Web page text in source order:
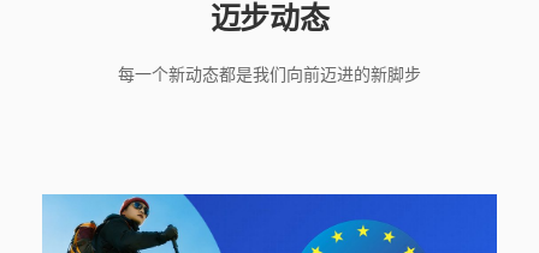
迈步动态
每一个新动态都是我们向前迈进的新脚步